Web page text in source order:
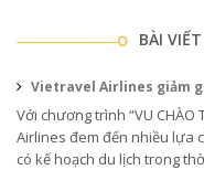
BÀI
Vietravel Airlines giảm
Với chương trình “VU CHÀO
Airlines đem đến nhiều lựa
có kế hoạch du lịch trong